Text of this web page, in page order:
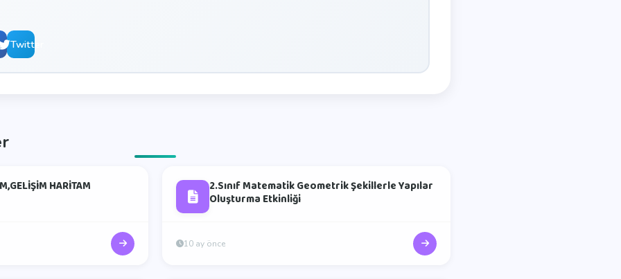
Twitter
HARİTAM 2.Sınıf Matematik Geometrik Şekillerle Yapılar
Oluşturma Etkinliği
10 ay önce